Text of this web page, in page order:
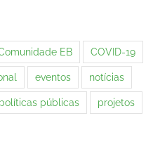
EB COVID-19
eventos notícias
políticas públicas projetos